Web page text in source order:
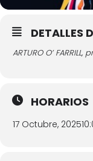
DETALLES
ARTURO O’
HORARIOS
17 Octubre, 2025